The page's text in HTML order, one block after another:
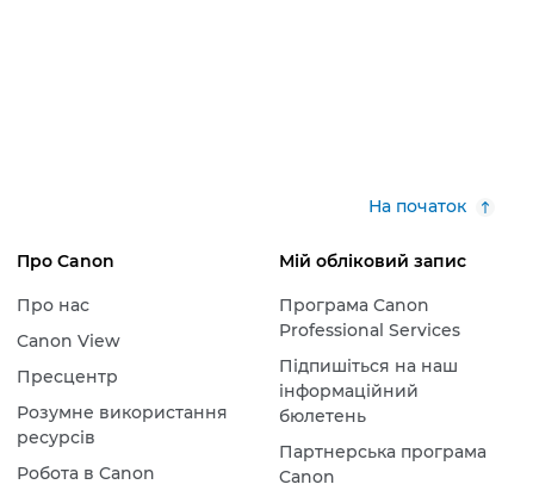
На початок
Про Canon
Про нас
Canon View
Пресцентр
Розумне використання
ресурсів
Робота в Canon
Мій обліковий запис
Програма Canon
Professional Services
Підпишіться на наш
інформаційний
бюлетень
Партнерська програма
Canon